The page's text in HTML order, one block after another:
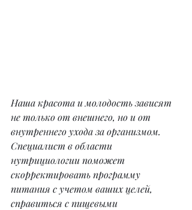
Наша красота и молодость зависят
не только от внешнего, но и от
внутреннего ухода за организмом.
Специалист в области
нутрициологии поможет
скорректировать программу
питания с учетом ваших целей,
справиться с пищевыми